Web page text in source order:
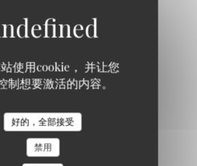
使用cookie， 并让您
制想要激活的内容。
好的，全部接受
禁用
ILES